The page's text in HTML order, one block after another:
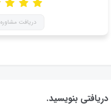
دریافت
بنویسید.